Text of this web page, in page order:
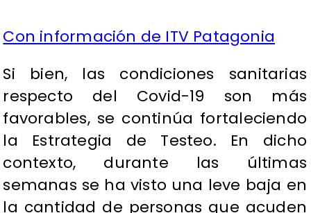
Con información de ITV Patagonia
Si bien, las condiciones sanitarias
respecto del Covid-19 son más
favorables, se continúa fortaleciendo
la Estrategia de Testeo. En dicho
contexto, durante las últimas
semanas se ha visto una leve baja en
la cantidad de personas que acuden